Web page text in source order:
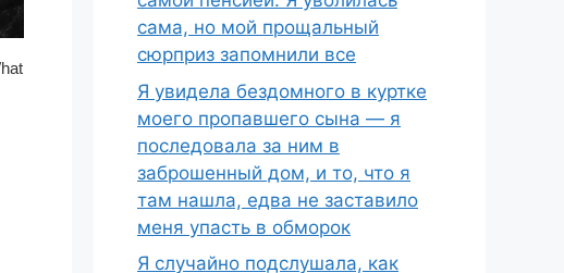
сама, но мой прощальный
сюрприз запомнили все
Я увидела бездомного в куртке
моего пропавшего сына — я
последовала за ним в
заброшенный дом, и то, что я
там нашла, едва не заставило
меня упасть в обморок
Я случайно подслушала, как